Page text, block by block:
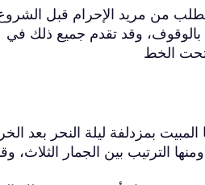
من مريد الإحرام قبل
بالوقوف، وقد تقدم جميع ذلك في
تحت الخط
بمزدلفة ليلة النحر بعد
الترتيب بين الجمار الثلاث،